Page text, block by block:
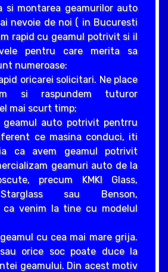
si montarea geamurilor auto
nevoie de noi ( in Bucuresti
rapid cu geamul potrivit si il
pentru care merita sa
numeroase:
oricarei solicitari. Ne place
si raspundem tuturor
mai scurt timp;
geamul auto potrivit pentrru
ce masina conduci, iti
ca avem geamul potrivit
geamuri auto de la
precum KMKI Glass,
sau Benson,
ca venim la tine cu modelul
cu cea mai mare grija.
orice soc poate duce la
geamului. Din acest motiv